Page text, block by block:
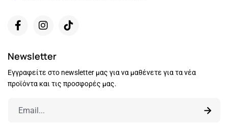
Newsletter
Εγγραφείτε στο newsletter μας για να μαθένετε για τα νέα
προϊόντα και τις προσφορές μας.